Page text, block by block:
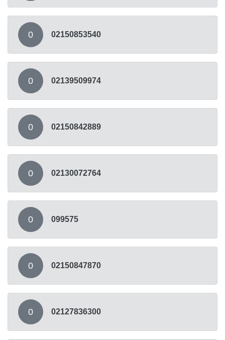
0 02150853540
0 02139509974
0 02150842889
0 02130072764
0 099575
0 02150847870
0 02127836300